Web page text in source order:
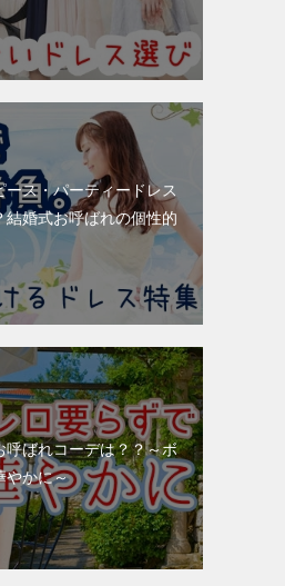
ース・パーティードレス
結婚式お呼ばれの個性的
呼ばれコーデは？？～ボ
やかに～